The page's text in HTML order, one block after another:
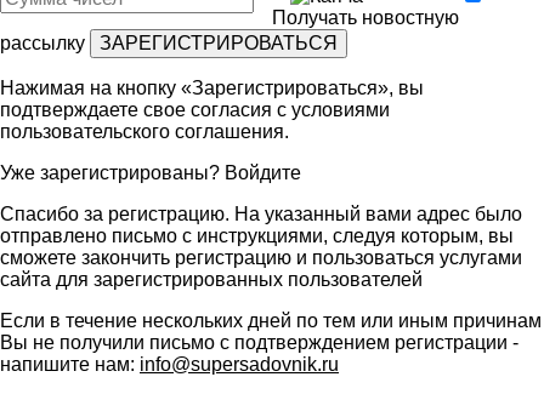
Получать новостную
рассылку
Нажимая на кнопку «Зарегистрироваться», вы
подтверждаете свое согласия с условиями
пользовательского соглашения.
Уже зарегистрированы? Войдите
Спасибо за регистрацию. На указанный вами адрес было
отправлено письмо с инструкциями, следуя которым, вы
сможете закончить регистрацию и пользоваться услугами
сайта для зарегистрированных пользователей
Если в течение нескольких дней по тем или иным причинам
Вы не получили письмо с подтверждением регистрации -
напишите нам: info@supersadovnik.ru